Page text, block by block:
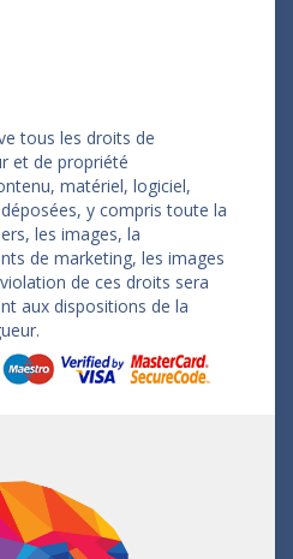
tous les droits de
et de propriété
matériel, logiciel,
y compris toute la
les images, la
de marketing, les images
de ces droits sera
aux dispositions de la